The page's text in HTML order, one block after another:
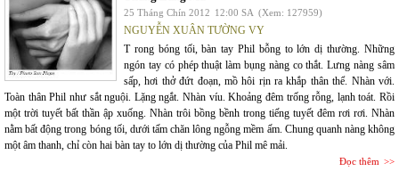
25 Tháng Chín 2012 12:00 SA (Xem: 127959)
NGUYỄN XUÂN TƯỜNG VY
T rong bóng tối, bàn tay Phil bỗng to lớn dị thường. Những
ngón tay có phép thuật làm bụng nàng co thắt. Lưng nàng sâm
sấp, hơi thở đứt đoạn, mồ hôi rịn ra khắp thân thể. Nhàn với.
Toàn thân Phil như sắt nguội. Lặng ngắt. Nhàn víu. Khoảng đêm trống rỗng, lạnh toát. Rồi
một trời tuyết bất thần ập xuống. Nhàn trôi bồng bềnh trong tiếng tuyết đêm rơi rơi. Nhàn
nằm bất động trong bóng tối, dưới tấm chăn lông ngỗng mềm ấm. Chung quanh nàng không
một âm thanh, chỉ còn hai bàn tay to lớn dị thường của Phil mê mải.
Đọc thêm